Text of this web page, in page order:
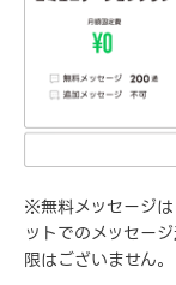
※無料メッセージは
ットでのメッセー
限はございません。